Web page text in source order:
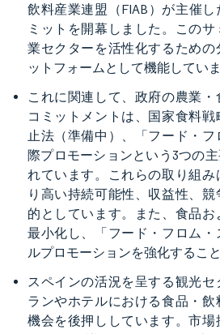
飲料産業連盟（FIAB）が主催
ミットを開幕しました。この
業セクターを活性化するための
ットフォームとして機能していま
これに関連して、政府の農業
コミットメントは、国家食料
止法（準備中）、「フード・
際プロモーションという3つの
れています。これらの取り組み
り高い持続可能性、収益性、
的としています。また、食品
最小化し、「フード・フロム
ルプロモーションを強化するこ
スペインの活況を呈する観光セ
ランやホテルにおける食品・
機会を後押ししています。市場